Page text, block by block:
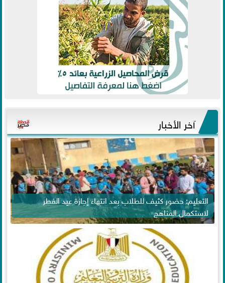
آخر الأخبار
التعليم: حضور كثيف للطلاب بعد انتهاء إجازة عيد الفطر
لاستكمال المناهج